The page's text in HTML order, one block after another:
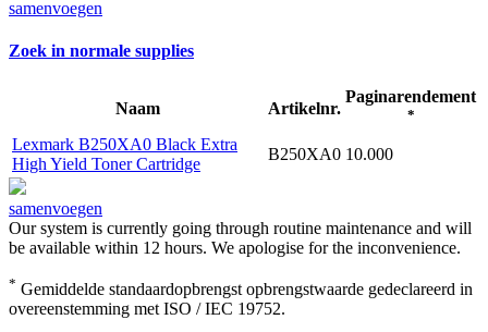
samenvoegen
Zoek in normale supplies
Naam Artikelnr.
Paginarendement
*
Lexmark B250XA0 Black Extra
High Yield Toner Cartridge
B250XA0 10.000
samenvoegen
Our system is currently going through routine maintenance and will
be available within 12 hours. We apologise for the inconvenience.
* Gemiddelde standaardopbrengst opbrengstwaarde gedeclareerd in
overeenstemming met ISO / IEC 19752.